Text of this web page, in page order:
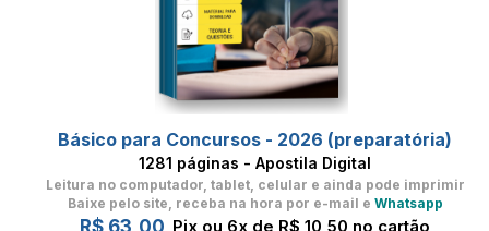
Básico para Concursos - 2026 (preparatória)
1281 páginas - Apostila Digital
Leitura no computador, tablet, celular e ainda pode imprimir
Baixe pelo site, receba na hora por e-mail e Whatsapp
R$ 63,00 Pix ou 6x de R$ 10,50 no cartão